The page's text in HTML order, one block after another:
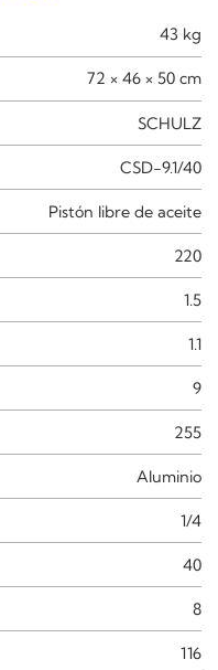
43 kg
72 × 46 × 50 cm
SCHULZ
CSD-9.1/40
Pistón libre de aceite
220
1.5
1.1
9
255
Aluminio
1/4
40
8
116